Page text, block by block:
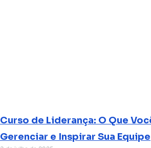
Curso de Liderança: O Que
Gerenciar e Inspirar Sua Equipe